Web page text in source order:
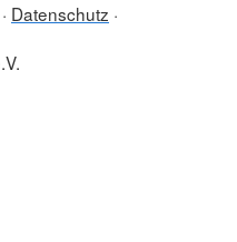
Datenschutz